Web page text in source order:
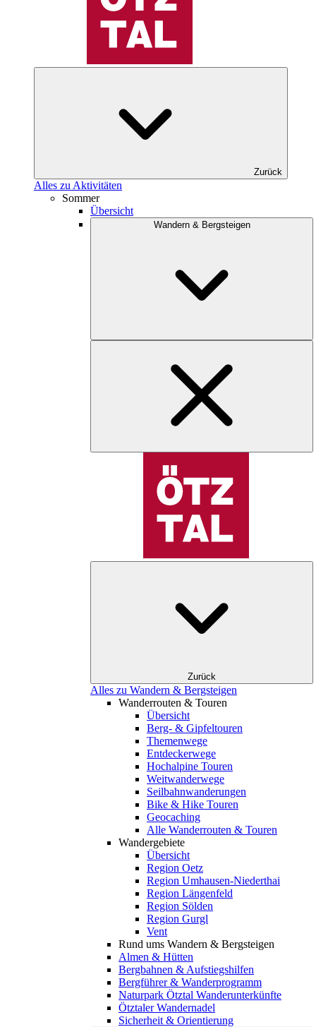
Zurück
Alles zu Aktivitäten
Sommer
Übersicht
Wandern & Bergsteigen
Zurück
Alles zu Wandern & Bergsteigen
Wanderrouten & Touren
Übersicht
Berg- & Gipfeltouren
Themenwege
Entdeckerwege
Hochalpine Touren
Weitwanderwege
Seilbahnwanderungen
Bike & Hike Touren
Geocaching
Alle Wanderrouten & Touren
Wandergebiete
Übersicht
Region Oetz
Region Umhausen-Niederthai
Region Längenfeld
Region Sölden
Region Gurgl
Vent
Rund ums Wandern & Bergsteigen
Almen & Hütten
Bergbahnen & Aufstiegshilfen
Bergführer & Wanderprogramm
Naturpark Ötztal Wanderunterkünfte
Ötztaler Wandernadel
Sicherheit & Orientierung